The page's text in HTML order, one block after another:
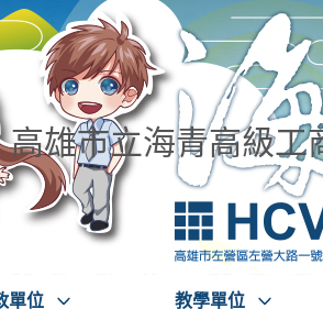
高雄市立海青高級工
單位 教學單位